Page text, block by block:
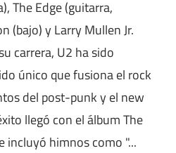
The Edge (guitarra,
(bajo) y Larry Mullen Jr.
carrera, U2 ha sido
único que fusiona el rock
del post-punk y el new
llegó con el álbum The
incluyó himnos como "...